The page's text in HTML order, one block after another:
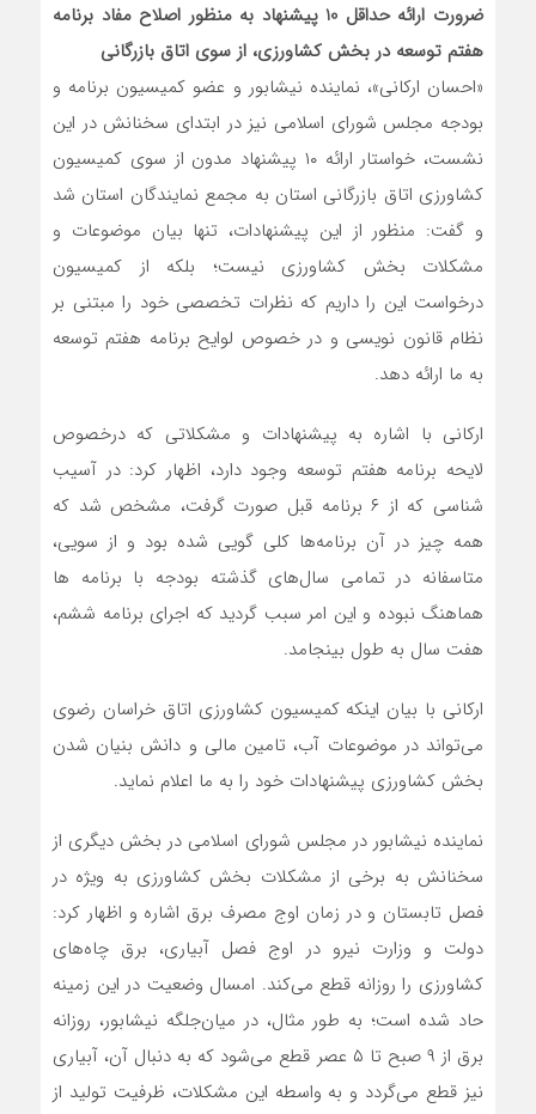
ضرورت ارائه حداقل 10 پیشنهاد به منظور اصلاح مفاد برنامه
هفتم توسعه در بخش کشاورزی، از سوی اتاق بازرگانی
«احسان ارکانی»، نماینده نیشابور و عضو کمیسیون برنامه و
بودجه مجلس شورای اسلامی نیز در ابتدای سخنانش در این
نشست، خواستار ارائه ۱۰ پیشنهاد مدون از سوی کمیسیون
کشاورزی اتاق بازرگانی استان به مجمع نمایندگان استان شد
و گفت: منظور از این پیشنهادات، تنها بیان موضوعات و
مشکلات بخش کشاورزی نیست؛ بلکه از کمیسیون
درخواست این را داریم که نظرات تخصصی خود را مبتنی بر
نظام قانون نویسی و در خصوص لوایح برنامه هفتم توسعه
به ما ارائه دهد.
ارکانی با اشاره به پیشنهادات و مشکلاتی که درخصوص
لایحه برنامه هفتم توسعه وجود دارد، اظهار کرد: در آسیب
شناسی که از ۶ برنامه قبل صورت گرفت، مشخص شد که
همه چیز در آن برنامه‌ها کلی گویی شده بود و از سویی،
متاسفانه در تمامی سال‌های گذشته بودجه با برنامه ها
هماهنگ نبوده و این امر سبب گردید که اجرای برنامه ششم،
هفت سال به طول بینجامد.
ارکانی با بیان اینکه کمیسیون کشاورزی اتاق خراسان رضوی
می‌تواند در موضوعات آب، تامین مالی و دانش بنیان شدن
بخش کشاورزی پیشنهادات خود را به ما اعلام نماید.
نماینده نیشابور در مجلس شورای اسلامی در بخش دیگری از
سخنانش به برخی از مشکلات بخش کشاورزی به ویژه در
فصل تابستان و در زمان اوج مصرف برق اشاره و اظهار کرد:
دولت و وزارت نیرو در اوج فصل آبیاری، برق چاه‌های
کشاورزی را روزانه قطع می‌کند. امسال وضعیت در این زمینه
حاد شده است؛ به طور مثال، در میان‌جلگه نیشابور، روزانه
برق از ۹ صبح تا ۵ عصر قطع می‌شود که به دنبال آن، آبیاری
نیز قطع می‌گردد و به واسطه این مشکلات، ظرفیت تولید از